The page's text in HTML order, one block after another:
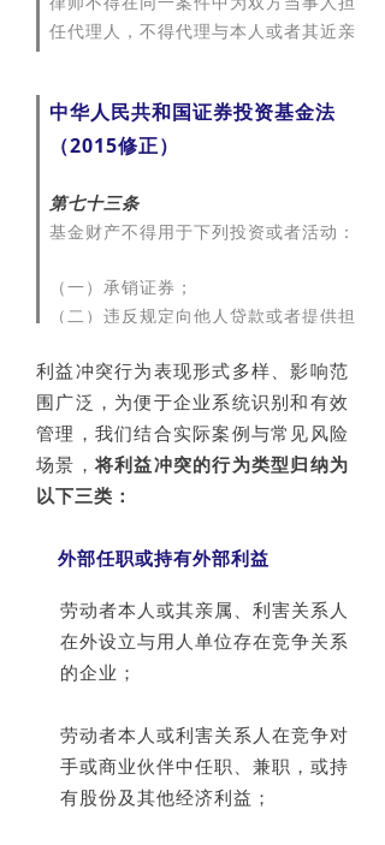
（二）将公司资金以其个人名义或者以
收入；
（四）接受他人与公司交易的佣金归为
（五）擅自披露公司秘密；
（六）违反对公司忠实义务的其他行
任代理人，不得代理与本人或者其近亲
中华人民共和国证券投资基金法
（2015修正）
第七十三条
基金财产不得用于下列投资或者活动：
（一）承销证券；
（二）违反规定向他人贷款或者提供担
（三）从事承担无限责任的投资；
（四）买卖其他基金份额，但是国务院
证券监督管理机构另有规定的除外；
（五）向基金管理人、基金托管人出
资；
格及其他不正当的证券交易活动；
（七）法律、行政法规和国务院证券监
督管理机构规定禁止的其他活动。
运用基金财产买卖基金管理人、基金托
管人及其控股股东、实际控制人或者与
券或承销期内承销的证券，或者从事其
他重大关联交易的，应当 遵循基金份额
持有人利益优先的原则，防范利益冲
利益冲突行为表现形式多样、影响范
围广泛，为便于企业系统识别和有效
管理，我们结合实际案例与常见风险
场景，将利益冲突的行为类型归纳为
以下三类：
外部任职或持有外部利益
劳动者本人或其亲属、利害关系人
在外设立与用人单位存在竞争关系
的企业；
劳动者本人或利害关系人在竞争对
手或商业伙伴中任职、兼职，或持
有股份及其他经济利益；